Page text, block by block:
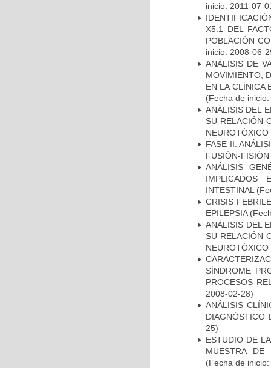
inicio: 2011-07-
X5.1 DEL
POBLACIÓN
inicio: 2008-06-
ANÁLISIS DE
MOVIMIENTO,
EN LA CLÍNICA
(Fecha de
ANÁLISIS DEL
SU RELACIÓN
NEUROTÓXICO
FASE II:
FUSIÓN-
ANÁLISIS
IMPLICADOS
INTESTINAL
CRISIS
EPILEPSIA
ANÁLISIS DEL
SU RELACIÓN
NEUROTÓXICO
SÍNDROME
PROCESOS
2008-02-28)
ANÁLISIS
DIAGNÓSTICO
25)
ESTUDIO DE
MUESTRA DE
(Fecha de